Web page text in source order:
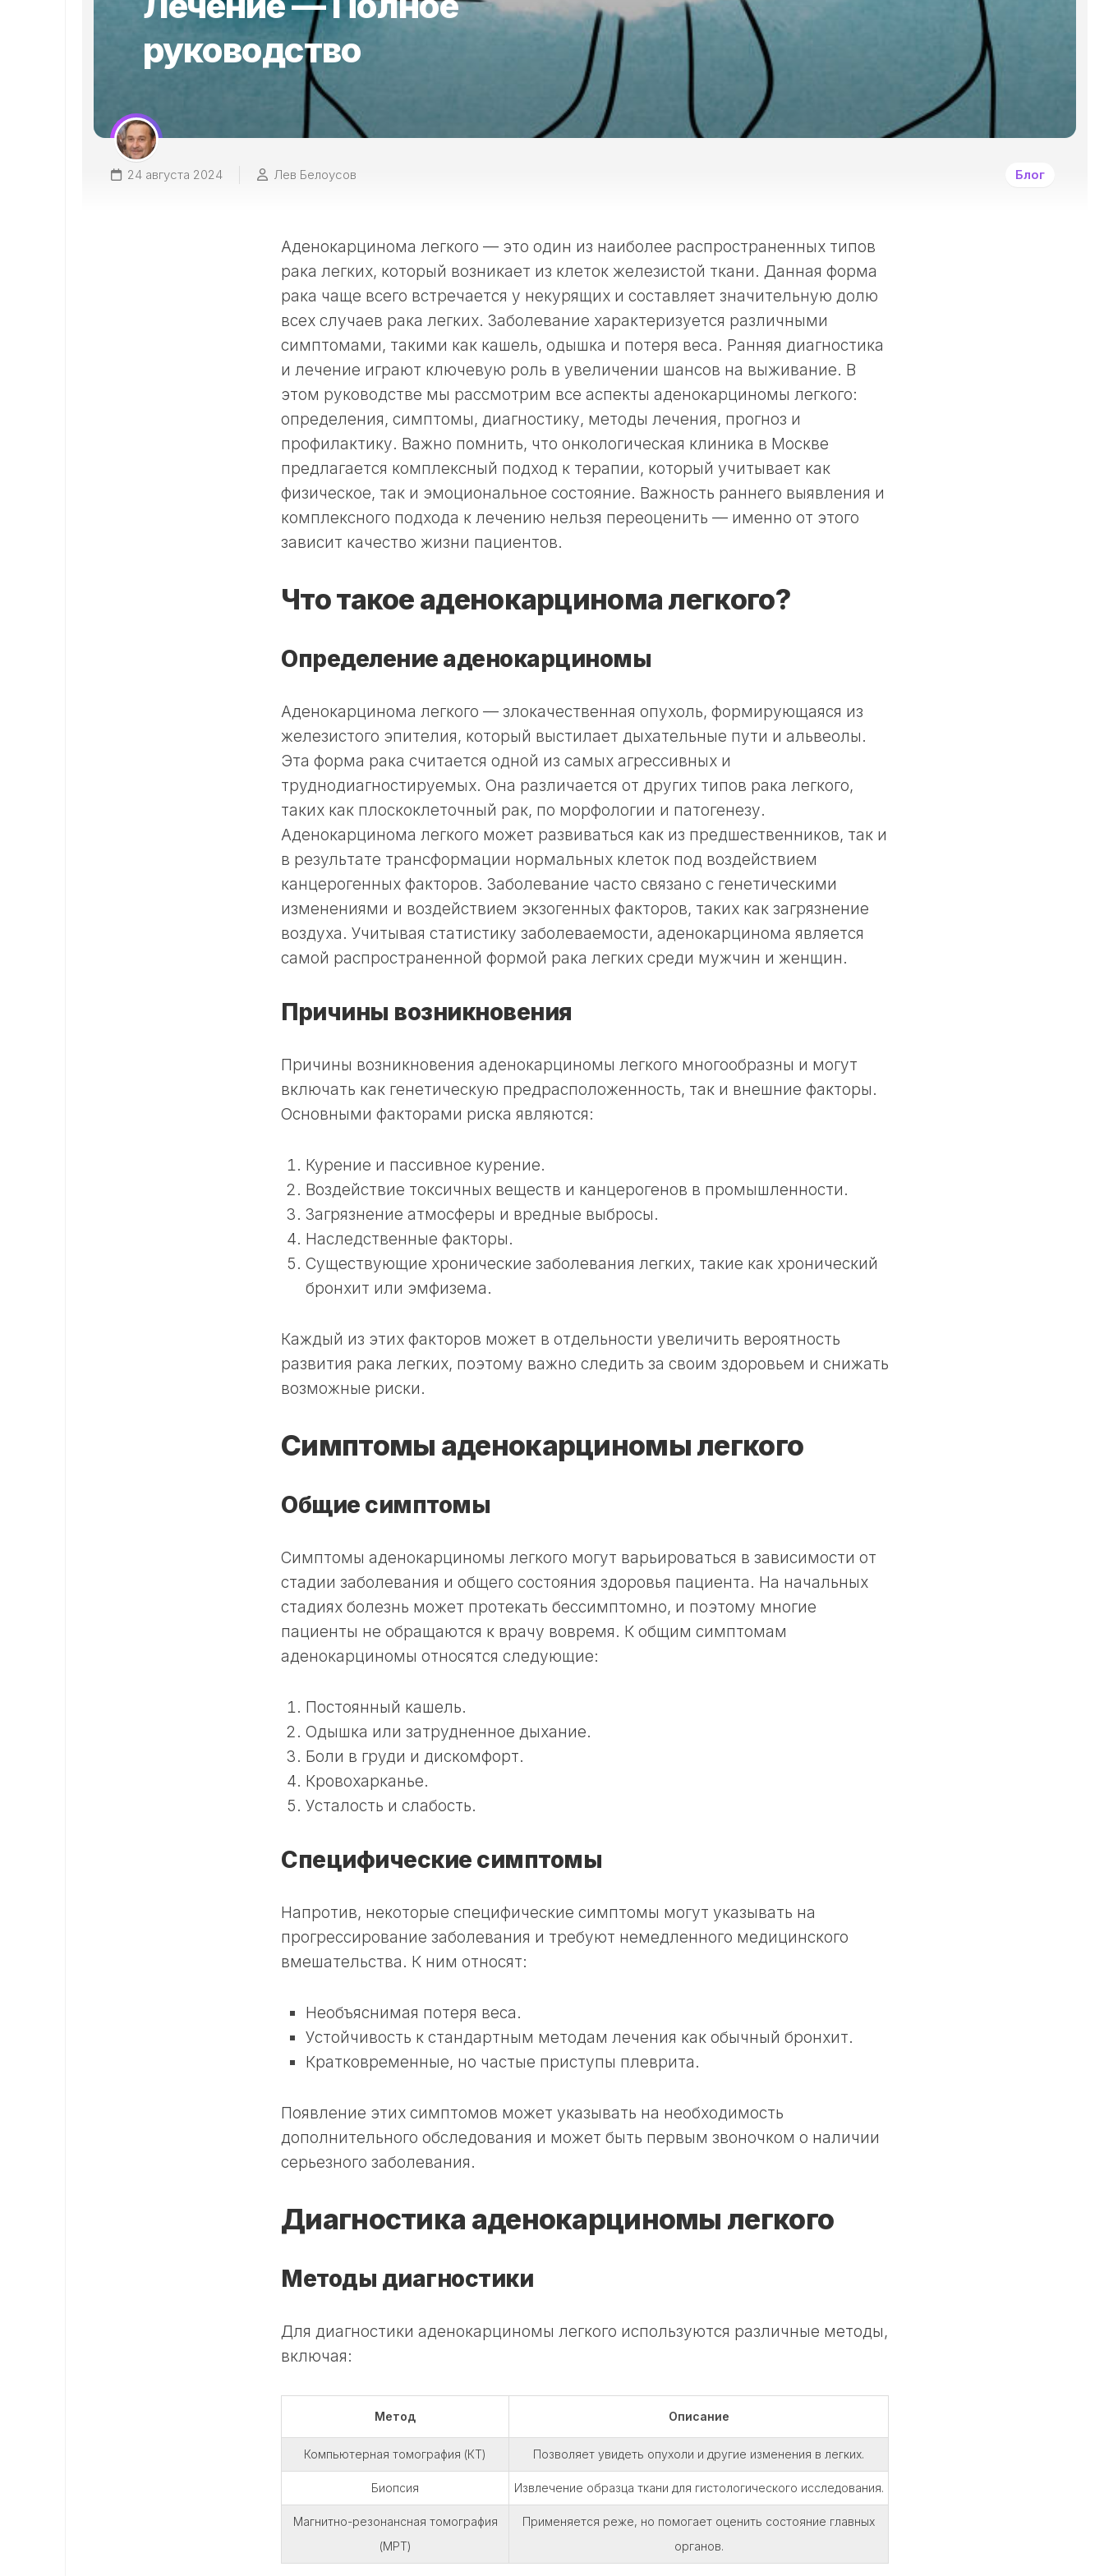
И
ДРУГИМИ
ОПУХОЛЯМИ?
И
руководство
24 августа 2024 Лев Белоусов Блог
Аденокарцинома легкого — это один из наиболее распространенных типов
рака легких, который возникает из клеток железистой ткани. Данная форма
рака чаще всего встречается у некурящих и составляет значительную долю
всех случаев рака легких. Заболевание характеризуется различными
симптомами, такими как кашель, одышка и потеря веса. Ранняя диагностика
и лечение играют ключевую роль в увеличении шансов на выживание. В
этом руководстве мы рассмотрим все аспекты аденокарциномы легкого:
определения, симптомы, диагностику, методы лечения, прогноз и
профилактику. Важно помнить, что онкологическая клиника в Москве
предлагается комплексный подход к терапии, который учитывает как
физическое, так и эмоциональное состояние. Важность раннего выявления и
комплексного подхода к лечению нельзя переоценить — именно от этого
зависит качество жизни пациентов.
Что такое аденокарцинома легкого?
Определение аденокарциномы
Аденокарцинома легкого — злокачественная опухоль, формирующаяся из
железистого эпителия, который выстилает дыхательные пути и альвеолы.
Эта форма рака считается одной из самых агрессивных и
труднодиагностируемых. Она различается от других типов рака легкого,
таких как плоскоклеточный рак, по морфологии и патогенезу.
Аденокарцинома легкого может развиваться как из предшественников, так и
в результате трансформации нормальных клеток под воздействием
канцерогенных факторов. Заболевание часто связано с генетическими
изменениями и воздействием экзогенных факторов, таких как загрязнение
воздуха. Учитывая статистику заболеваемости, аденокарцинома является
самой распространенной формой рака легких среди мужчин и женщин.
Причины возникновения
Причины возникновения аденокарциномы легкого многообразны и могут
включать как генетическую предрасположенность, так и внешние факторы.
Основными факторами риска являются:
Курение и пассивное курение.
Воздействие токсичных веществ и канцерогенов в промышленности.
Загрязнение атмосферы и вредные выбросы.
Наследственные факторы.
Существующие хронические заболевания легких, такие как хронический
бронхит или эмфизема.
Каждый из этих факторов может в отдельности увеличить вероятность
развития рака легких, поэтому важно следить за своим здоровьем и снижать
возможные риски.
Симптомы аденокарциномы легкого
Общие симптомы
Симптомы аденокарциномы легкого могут варьироваться в зависимости от
стадии заболевания и общего состояния здоровья пациента. На начальных
стадиях болезнь может протекать бессимптомно, и поэтому многие
пациенты не обращаются к врачу вовремя. К общим симптомам
аденокарциномы относятся следующие:
Постоянный кашель.
Одышка или затрудненное дыхание.
Боли в груди и дискомфорт.
Кровохарканье.
Усталость и слабость.
Специфические симптомы
Напротив, некоторые специфические симптомы могут указывать на
прогрессирование заболевания и требуют немедленного медицинского
вмешательства. К ним относят:
Необъяснимая потеря веса.
Устойчивость к стандартным методам лечения как обычный бронхит.
Кратковременные, но частые приступы плеврита.
Появление этих симптомов может указывать на необходимость
дополнительного обследования и может быть первым звоночком о наличии
серьезного заболевания.
Диагностика аденокарциномы легкого
Методы диагностики
Для диагностики аденокарциномы легкого используются различные методы,
включая:
Метод Описание
Компьютерная томография (КТ) Позволяет увидеть опухоли и другие изменения в легких.
Биопсия Извлечение образца ткани для гистологического исследования.
Магнитно-резонансная томография
(МРТ)
Применяется реже, но помогает оценить состояние главных
органов.